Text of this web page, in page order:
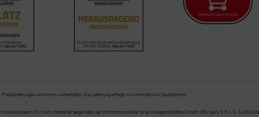
und Irrtum vorbehalten. Die Lieferung erfolgt nur innerhalb von Deutschland.
(KK) vom Hersteller gegenüber der Informationsstelle für Arzneispezialitäten GmbH (IFA) gem. § III 1, S. 2 AMG